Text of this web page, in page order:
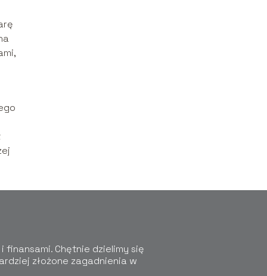
finansami. Chętnie dzielimy się
złożone zagadnienia w